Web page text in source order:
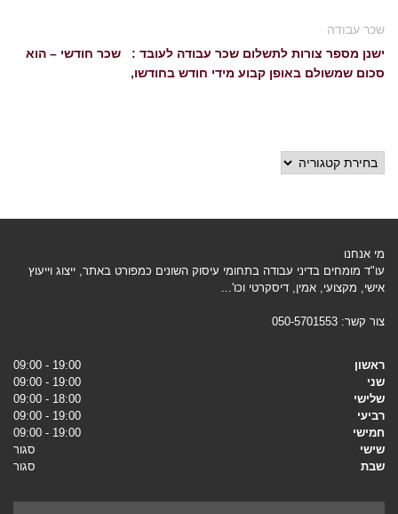
שכר עבודה
ישנן מספר צורות לתשלום שכר עבודה לעובד : שכר חודשי – הוא
סכום שמשולם באופן קבוע מידי חודש בחודשו,
קטגוריות
מי אנחנו
עו"ד מומחים בדיני עבודה בתחומי עיסוק השונים כמפורט באתר, ייצוג וייעוץ
אישי, מקצועי, אמין, דיסקרטי וכו'...
צור קשר: 050-5701553
ראשון
19:00 - 09:00
שני
19:00 - 09:00
שלישי
18:00 - 09:00
רביעי
19:00 - 09:00
חמישי
19:00 - 09:00
שישי
סגור
שבת
סגור